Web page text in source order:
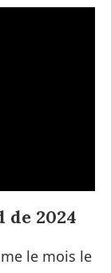
de 2024
le mois le